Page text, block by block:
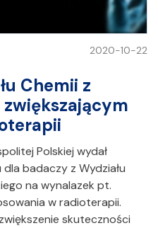
2020-10-22
Chemii z
Polskiej wydał
badaczy z Wydziału
na wynalazek pt.
w radioterapii.
skuteczności